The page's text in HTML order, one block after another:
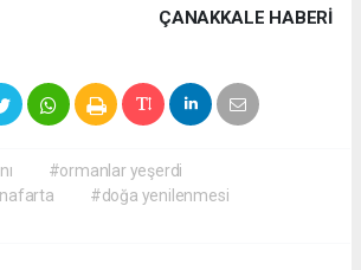
ÇANAKKALE HABERİ
#ormanlar yeşerdi
#doğa yenilenmesi